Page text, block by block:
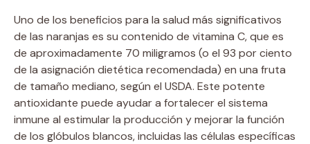
Uno de los beneficios para la salud más significativos
de las naranjas es su contenido de vitamina C, que es
de aproximadamente 70 miligramos (o el 93 por ciento
de la asignación dietética recomendada) en una fruta
de tamaño mediano, según el USDA. Este potente
antioxidante puede ayudar a fortalecer el sistema
inmune al estimular la producción y mejorar la función
de los glóbulos blancos, incluidas las células específicas